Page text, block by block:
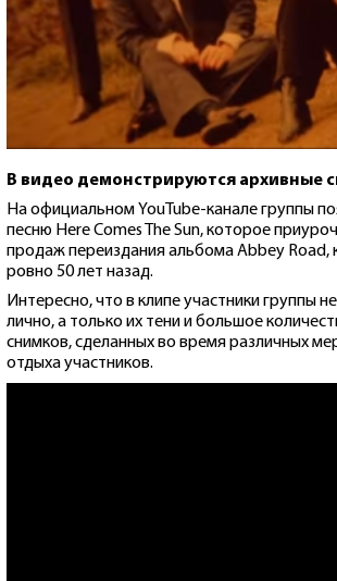
В видео демонстрируются архивные
На официальном YouTube-канале группы
песню Here Comes The Sun, которое
продаж переиздания альбома Abbey
ровно 50 лет назад.
Интересно, что в клипе участники группы
лично, а только их тени и большое
снимков, сделанных во время различных
отдыха участников.